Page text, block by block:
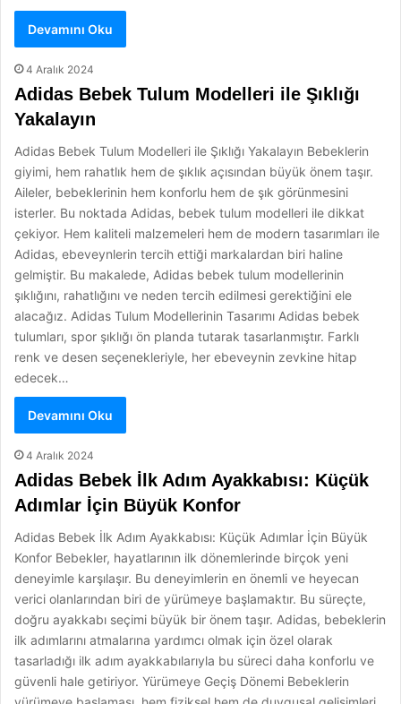
Devamını Oku
4 Aralık 2024
Adidas Bebek Tulum Modelleri ile Şıklığı
Yakalayın
Adidas Bebek Tulum Modelleri ile Şıklığı Yakalayın Bebeklerin
giyimi, hem rahatlık hem de şıklık açısından büyük önem taşır.
Aileler, bebeklerinin hem konforlu hem de şık görünmesini
isterler. Bu noktada Adidas, bebek tulum modelleri ile dikkat
çekiyor. Hem kaliteli malzemeleri hem de modern tasarımları ile
Adidas, ebeveynlerin tercih ettiği markalardan biri haline
gelmiştir. Bu makalede, Adidas bebek tulum modellerinin
şıklığını, rahatlığını ve neden tercih edilmesi gerektiğini ele
alacağız. Adidas Tulum Modellerinin Tasarımı Adidas bebek
tulumları, spor şıklığı ön planda tutarak tasarlanmıştır. Farklı
renk ve desen seçenekleriyle, her ebeveynin zevkine hitap
edecek…
Devamını Oku
4 Aralık 2024
Adidas Bebek İlk Adım Ayakkabısı: Küçük
Adımlar İçin Büyük Konfor
Adidas Bebek İlk Adım Ayakkabısı: Küçük Adımlar İçin Büyük
Konfor Bebekler, hayatlarının ilk dönemlerinde birçok yeni
deneyimle karşılaşır. Bu deneyimlerin en önemli ve heyecan
verici olanlarından biri de yürümeye başlamaktır. Bu süreçte,
doğru ayakkabı seçimi büyük bir önem taşır. Adidas, bebeklerin
ilk adımlarını atmalarına yardımcı olmak için özel olarak
tasarladığı ilk adım ayakkabılarıyla bu süreci daha konforlu ve
güvenli hale getiriyor. Yürümeye Geçiş Dönemi Bebeklerin